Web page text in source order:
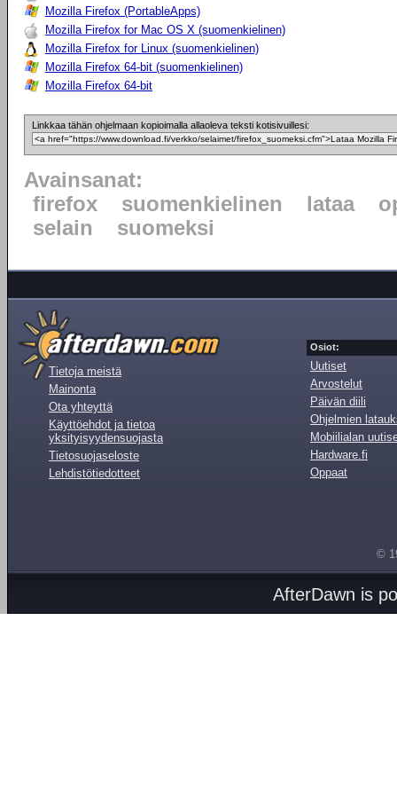
Mozilla Firefox (PortableApps)
Mozilla Firefox for Mac OS X (suomenkielinen)
Mozilla Firefox for Linux (suomenkielinen)
Mozilla Firefox 64-bit (suomenkielinen)
Mozilla Firefox 64-bit
Linkkaa tähän ohjelmaan kopioimalla allaoleva teksti kotisivuillesi:
Avainsanat:
firefox
suomenkielinen lataa
selain
suomeksi
Tietoja meistä
Mainonta
Ota yhteyttä
Käyttöehdot ja tietoa
yksityisyydensuojasta
Tietosuojaseloste
Lehdistötiedotteet
Osiot:
Uutiset
Arvostelut
Päivän diili
Ohjelmien
Mobiilialan
Hardware.fi
Oppaat
©
AfterDawn is